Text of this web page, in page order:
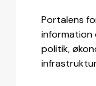
Portalens
information
politik,